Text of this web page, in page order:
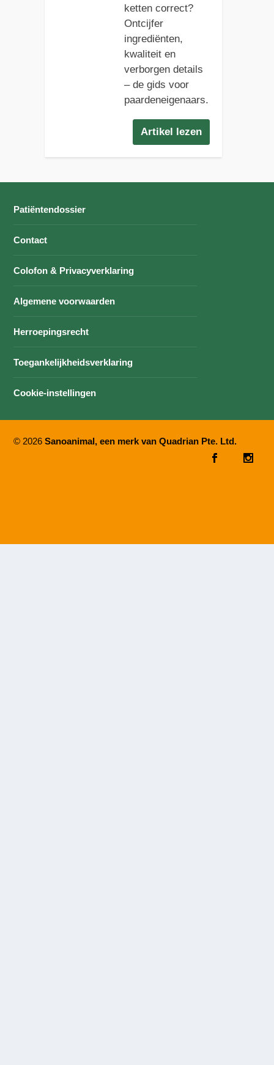
ketten correct?
Ontcijfer
ingrediënten,
kwaliteit en
verborgen details
– de gids voor
paardeneigenaars.
Artikel lezen
Patiëntendossier
Contact
Colofon & Privacyverklaring
Algemene voorwaarden
Herroepingsrecht
Toegankelijkheidsverklaring
Cookie-instellingen
© 2026Sanoanimal, een merk van Quadrian Pte. Ltd.